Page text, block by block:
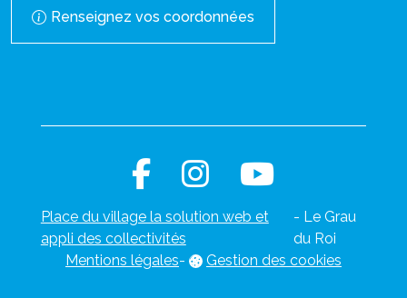
Renseignez vos coordonnées
Place du village la solution web et
appli des collectivités
- Le Grau
du Roi
Mentions légales- Gestion des cookies